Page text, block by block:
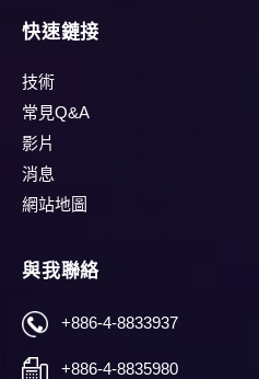
快速鏈接
技術
常見Q&A
影片
消息
網站地圖
與我聯絡
+886-4-8833937
+886-4-8835980